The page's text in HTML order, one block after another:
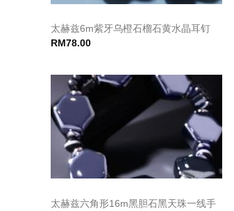
太赫兹6m紫牙乌橙石榴石黄水晶耳钉
RM78.00
太赫兹六角形16m黑胆石黑天珠一线手